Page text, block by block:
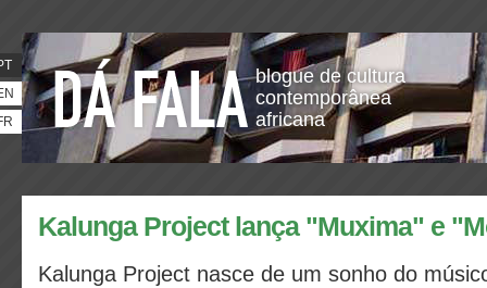
blogue de cultura
contemporânea
africana
Kalunga Project lança "Muxima" e
Kalunga Project nasce de um sonho do